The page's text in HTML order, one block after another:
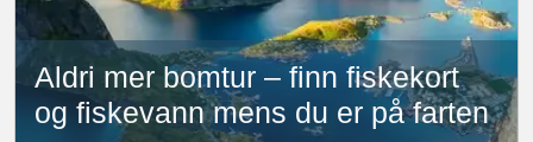
Aldri mer bomtur – finn fiskekort
og fiskevann mens du er på farten